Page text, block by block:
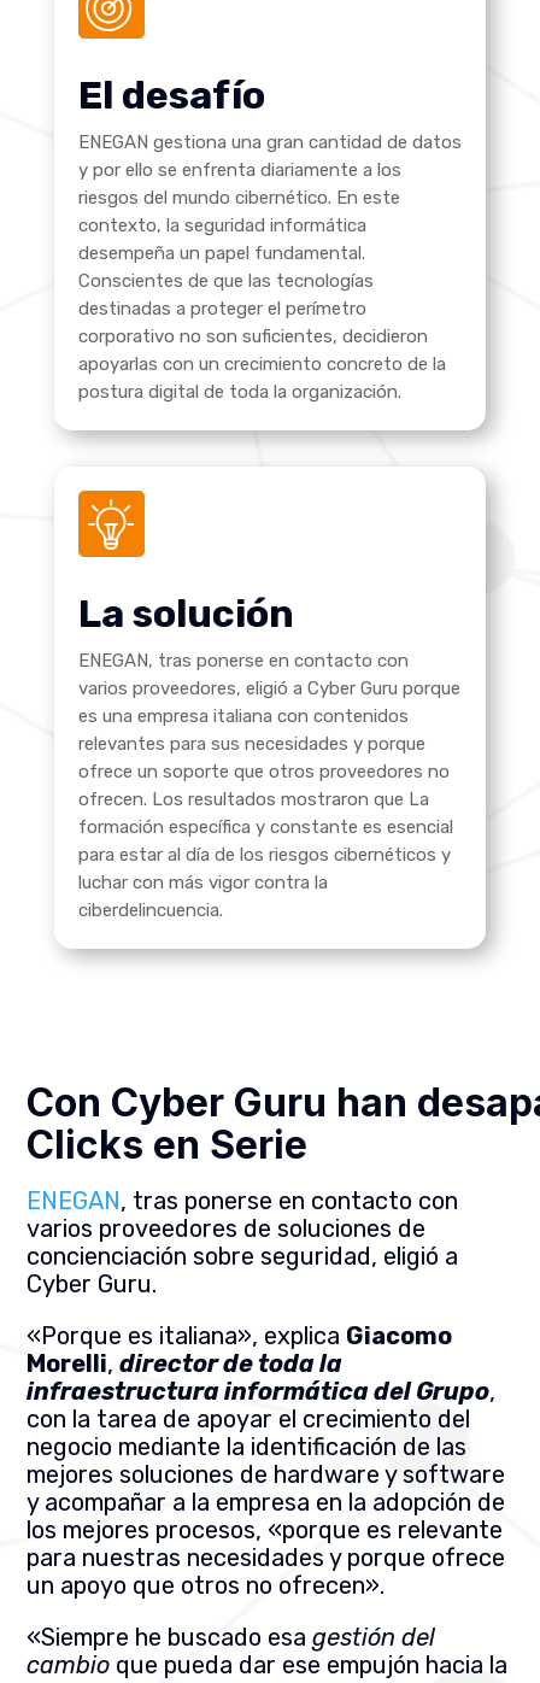
El desafío
ENEGAN gestiona una gran cantidad de datos
y por ello se enfrenta diariamente a los
riesgos del mundo cibernético. En este
contexto, la seguridad informática
desempeña un papel fundamental.
Conscientes de que las tecnologías
destinadas a proteger el perímetro
corporativo no son suficientes, decidieron
apoyarlas con un crecimiento concreto de la
postura digital de toda la organización.
La solución
ENEGAN, tras ponerse en contacto con
varios proveedores, eligió a Cyber Guru porque
es una empresa italiana con contenidos
relevantes para sus necesidades y porque
ofrece un soporte que otros proveedores no
ofrecen. Los resultados mostraron que La
formación específica y constante es esencial
para estar al día de los riesgos cibernéticos y
luchar con más vigor contra la
ciberdelincuencia.
Con Cyber Guru han
Clicks en Serie
ENEGAN, tras ponerse en contacto con
varios proveedores de soluciones de
concienciación sobre seguridad, eligió a
Cyber Guru.
«Porque es italiana», explica Giacomo
Morelli,director de toda la
infraestructura informática del Grupo,
con la tarea de apoyar el crecimiento del
negocio mediante la identificación de las
mejores soluciones de hardware y software
y acompañar a la empresa en la adopción de
los mejores procesos, «porque es relevante
para nuestras necesidades y porque ofrece
un apoyo que otros no ofrecen».
«Siempre he buscado esagestión del
cambio que pueda dar ese empujón hacia la